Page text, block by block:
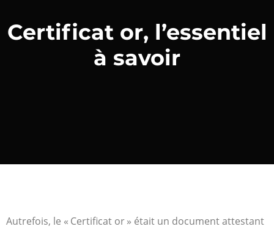
Certificat or, l’essentiel
à savoir
Autrefois, le « Certificat or » était un document attestant